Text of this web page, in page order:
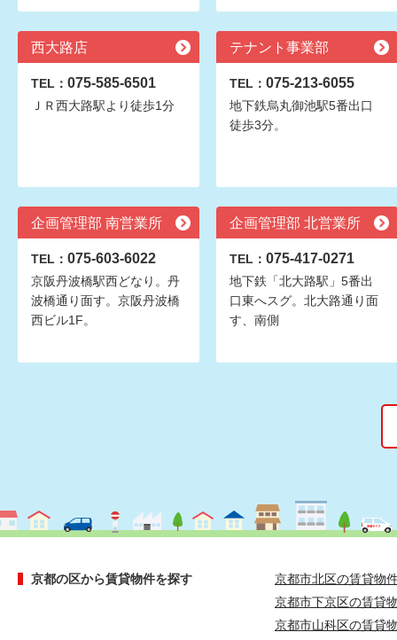
西大路店
TEL： 075-585-6501
ＪＲ西大路駅より徒歩1分
テナント事業部
TEL： 075-213-6055
地下鉄烏丸御池駅5番出口
徒歩3分。
企画管理部 南営業所
TEL： 075-603-6022
京阪丹波橋駅西どなり。丹
波橋通り面す。京阪丹波橋
西ビル1F。
企画管理部 北営業所
TEL： 075-417-0271
地下鉄「北大路駅」5番出
口東へスグ。北大路通り面
す、南側
京都の区から賃貸物件を探す
京都市北区の賃貸物
京都市下京区の賃貸
京都市山科区の賃貸